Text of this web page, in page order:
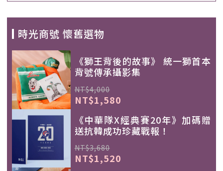
時光商號 懷舊選物
《獅王背後的故事》 統一獅首本
背號傳承攝影集
NT$4,000
NT$1,580
《中華隊X經典賽20年》加碼贈
送抗韓成功珍藏戰報！
NT$3,680
NT$1,520